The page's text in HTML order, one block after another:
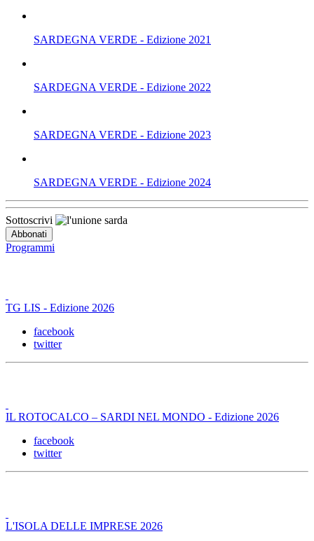
SARDEGNA VERDE - Edizione 2021
SARDEGNA VERDE - Edizione 2022
SARDEGNA VERDE - Edizione 2023
SARDEGNA VERDE - Edizione 2024
Sottoscrivi
Programmi
TG LIS - Edizione 2026
facebook
twitter
IL ROTOCALCO – SARDI NEL MONDO - Edizione 2026
facebook
twitter
L'ISOLA DELLE IMPRESE 2026